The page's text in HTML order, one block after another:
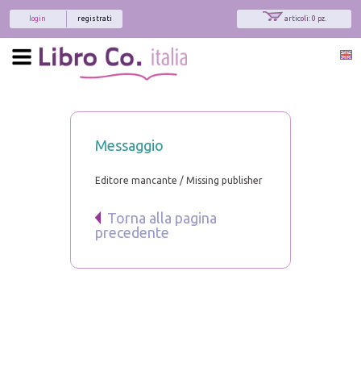
articoli: 0 pz.
registrati
login
Messaggio
Editore mancante / Missing publisher
Torna alla pagina
precedente